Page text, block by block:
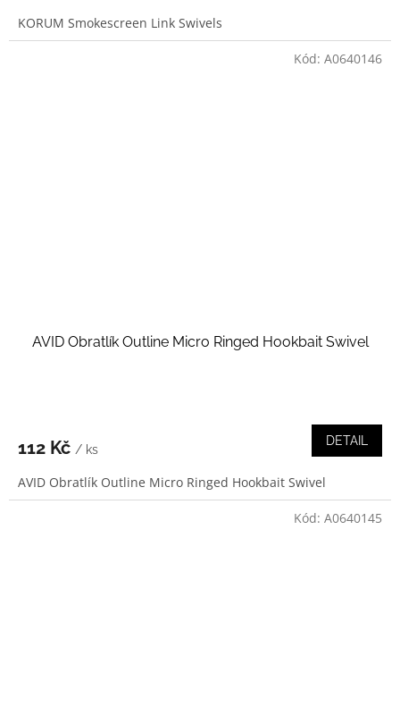
KORUM Smokescreen Link Swivels
AVID Obratlík Outline Micro Ringed Hookbait Swivel
112 Kč / ks
DETAIL
AVID Obratlík Outline Micro Ringed Hookbait Swivel
Kód: A0640146
Kód: A0640145